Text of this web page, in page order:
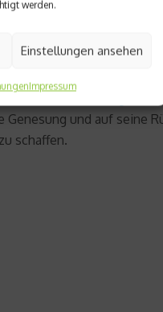
werden.
Einstellungen ansehen
Impressum
EM
sich im
und auf seine
schaffen.